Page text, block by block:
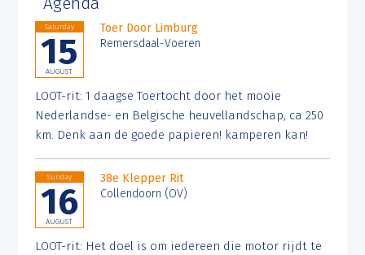
Saturday
15
AUGUST
Toer Door Limburg
Remersdaal-Voeren
LOOT-rit: 1 daagse Toertocht door het mooie
Nederlandse- en Belgische heuvellandschap, ca 250
km. Denk aan de goede papieren! kamperen kan!
Sunday
16
AUGUST
38e Klepper Rit
Collendoorn (OV)
LOOT-rit: Het doel is om iedereen die motor rijdt te